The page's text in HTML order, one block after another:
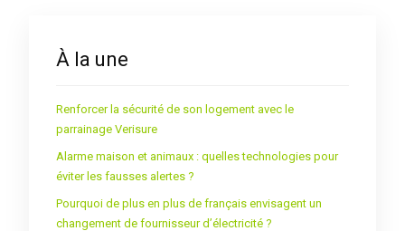
À la une
Renforcer la sécurité de son logement avec le
parrainage Verisure
Alarme maison et animaux : quelles technologies pour
éviter les fausses alertes ?
Pourquoi de plus en plus de français envisagent un
changement de fournisseur d’électricité ?